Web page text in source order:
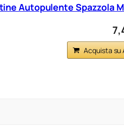
Autopulente Spazzola
Acquista su